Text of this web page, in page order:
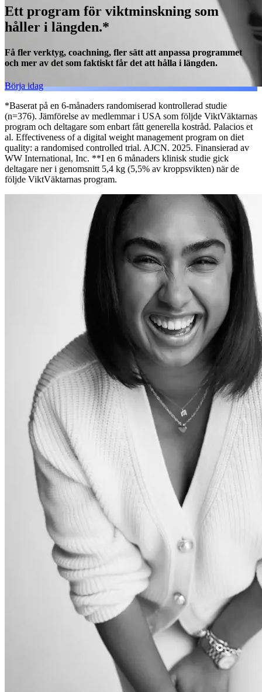
Ett program för viktminskning som
håller i längden.*
Få fler verktyg, coachning, fler sätt att anpassa programmet
och mer av det som faktiskt får det att hålla i längden.
Börja idag
*Baserat på en 6-månaders randomiserad kontrollerad studie
(n=376). Jämförelse av medlemmar i USA som följde ViktVäktarnas
program och deltagare som enbart fått generella kostråd. Palacios et
al. Effectiveness of a digital weight management program on diet
quality: a randomised controlled trial. AJCN. 2025. Finansierad av
WW International, Inc. **I en 6 månaders klinisk studie gick
deltagare ner i genomsnitt 5,4 kg (5,5% av kroppsvikten) när de
följde ViktVäktarnas program.